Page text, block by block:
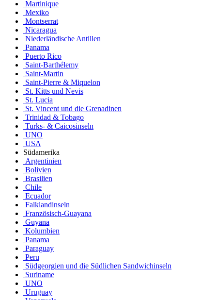
Martinique
Mexiko
Montserrat
Nicaragua
Niederländische Antillen
Panama
Puerto Rico
Saint-Barthélemy
Saint-Martin
Saint-Pierre & Miquelon
St. Kitts und Nevis
St. Lucia
St. Vincent und die Grenadinen
Trinidad & Tobago
Turks- & Caicosinseln
UNO
USA
Südamerika
Argentinien
Bolivien
Brasilien
Chile
Ecuador
Falklandinseln
Französisch-Guayana
Guyana
Kolumbien
Panama
Paraguay
Peru
Südgeorgien und die Südlichen Sandwichinseln
Suriname
UNO
Uruguay